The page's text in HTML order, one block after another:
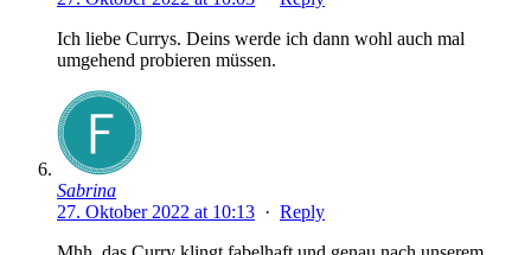
Ich liebe Currys. Deins werde ich dann wohl auch mal
umgehend probieren müssen.
Sabrina
27. Oktober 2022 at 10:13 · Reply